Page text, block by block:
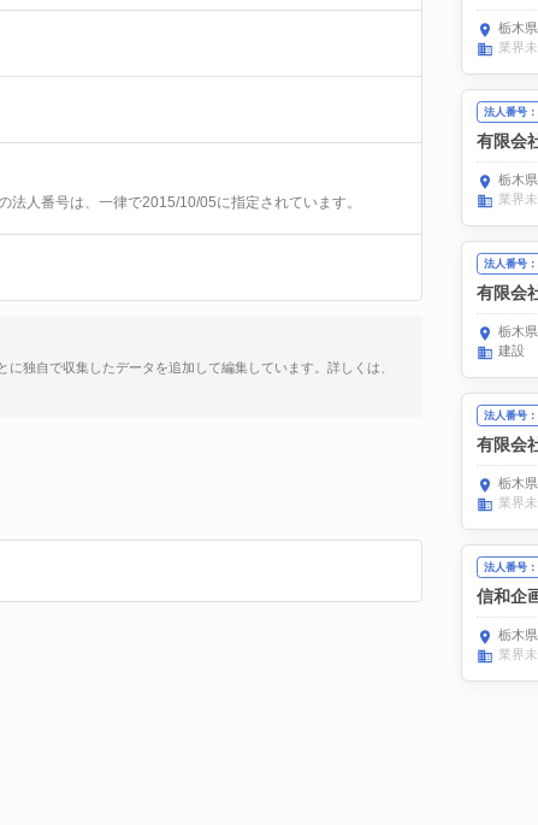
人番号は、一律で2015/10/05に指定されています。
に独自で収集したデータを追加して編集しています。詳しくは、
栃木
業界
法人番号
有限会
栃木
業界
法人番号
有限会
栃木
建設
法人番号
有限会
栃木
業界
法人番号
信和企
栃木
業界